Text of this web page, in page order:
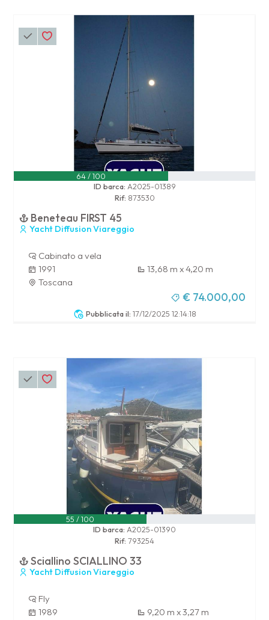
Pubblicata il: 17/12/2025 12:14:18
64 / 100
ID barca: A2025-01389
Rif: 873530
Beneteau FIRST 45
Yacht Diffusion Viareggio
Cabinato a vela
1991
13,68 m x 4,20 m
Toscana
€ 74.000,00
55 / 100
ID barca: A2025-01390
Rif: 793254
Sciallino SCIALLINO 33
Yacht Diffusion Viareggio
Fly
1989
9,20 m x 3,27 m